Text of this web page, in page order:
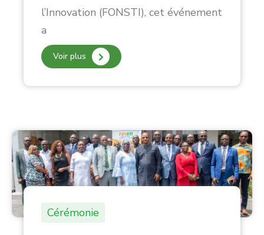
l’Innovation (FONSTI), cet événement
a
Voir plus
Cérémonie